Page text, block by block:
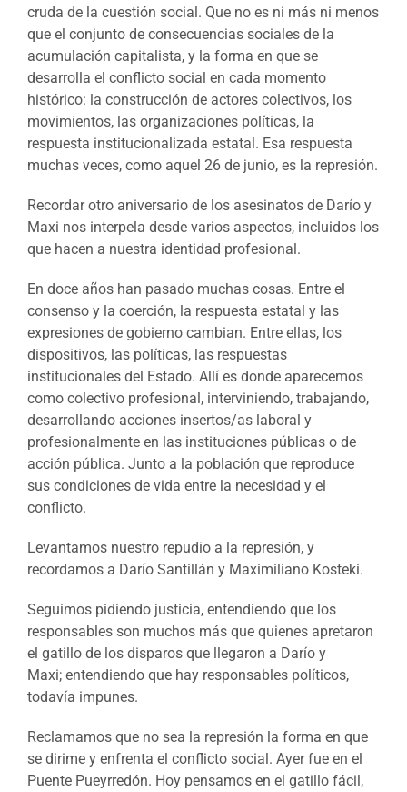
cruda de la cuestión social. Que no es ni más ni menos
que el conjunto de consecuencias sociales de la
acumulación capitalista, y la forma en que se
desarrolla el conflicto social en cada momento
histórico: la construcción de actores colectivos, los
movimientos, las organizaciones políticas, la
respuesta institucionalizada estatal. Esa respuesta
muchas veces, como aquel 26 de junio, es la represión.
Recordar otro aniversario de los asesinatos de Darío y
Maxi nos interpela desde varios aspectos, incluidos los
que hacen a nuestra identidad profesional.
En doce años han pasado muchas cosas. Entre el
consenso y la coerción, la respuesta estatal y las
expresiones de gobierno cambian. Entre ellas, los
dispositivos, las políticas, las respuestas
institucionales del Estado. Allí es donde aparecemos
como colectivo profesional, interviniendo, trabajando,
desarrollando acciones insertos/as laboral y
profesionalmente en las instituciones públicas o de
acción pública. Junto a la población que reproduce
sus condiciones de vida entre la necesidad y el
conflicto.
Levantamos nuestro repudio a la represión, y
recordamos a Darío Santillán y Maximiliano Kosteki.
Seguimos pidiendo justicia, entendiendo que los
responsables son muchos más que quienes apretaron
el gatillo de los disparos que llegaron a Darío y
Maxi; entendiendo que hay responsables políticos,
todavía impunes.
Reclamamos que no sea la represión la forma en que
se dirime y enfrenta el conflicto social. Ayer fue en el
Puente Pueyrredón. Hoy pensamos en el gatillo fácil,